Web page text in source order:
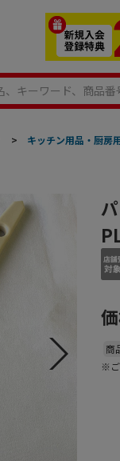
> キッチン用品・厨房
商
※ご